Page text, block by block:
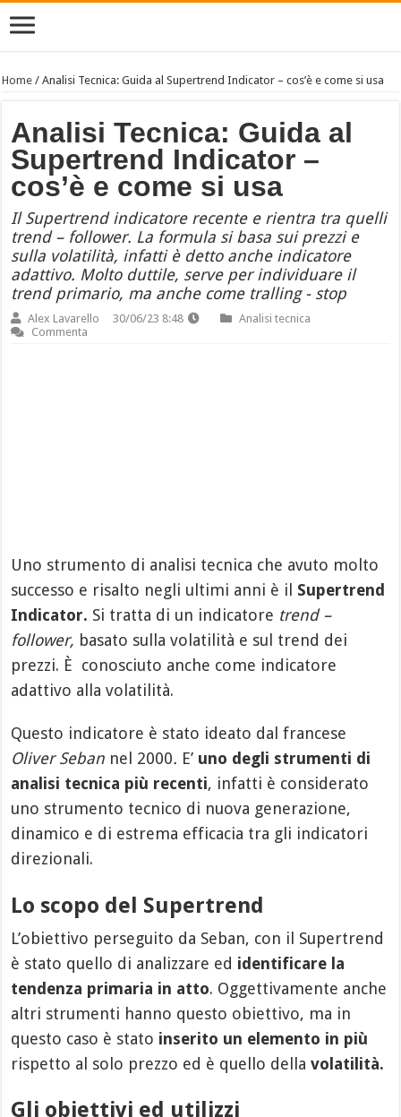
Home /Analisi Tecnica: Guida al Supertrend Indicator – cos’è e come si usa
Analisi Tecnica: Guida al
Supertrend Indicator –
cos’è e come si usa
Il Supertrend indicatore recente e rientra tra quelli
trend – follower. La formula si basa sui prezzi e
sulla volatilità, infatti è detto anche indicatore
adattivo. Molto duttile, serve per individuare il
trend primario, ma anche come tralling - stop
Alex Lavarello 30/06/23 8:48
Analisi tecnica
Commenta
Uno strumento di analisi tecnica che avuto molto
successo e risalto negli ultimi anni è il Supertrend
Indicator. Si tratta di un indicatore trend –
follower, basato sulla volatilità e sul trend dei
prezzi. È conosciuto anche come indicatore
adattivo alla volatilità.
Questo indicatore è stato ideato dal francese
Oliver Seban nel 2000. E’ uno degli strumenti di
analisi tecnica più recenti, infatti è considerato
uno strumento tecnico di nuova generazione,
dinamico e di estrema efficacia tra gli indicatori
direzionali.
Lo scopo del Supertrend
L’obiettivo perseguito da Seban, con il Supertrend
è stato quello di analizzare ed identificare la
tendenza primaria in atto. Oggettivamente anche
altri strumenti hanno questo obiettivo, ma in
questo caso è stato inserito un elemento in più
rispetto al solo prezzo ed è quello dellavolatilità.
Gli obiettivi ed utilizzi